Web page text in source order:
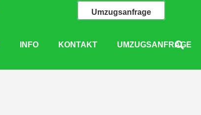
Umzugsanfrage
INFO KONTAKT UMZUGSANFRAGE